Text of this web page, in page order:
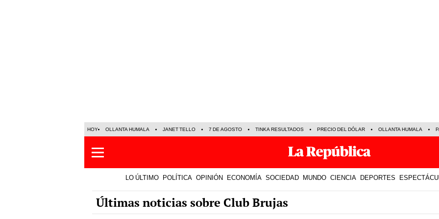
HOY OLLANTA HUMALA JANET TELLO 7 DE AGOSTO TINKA RESULTADOS PRECIO DEL DÓLAR OLLANTA HUMALA
LO ÚLTIMO POLÍTICA OPINIÓN ECONOMÍA SOCIEDAD MUNDO CIENCIA DEPORTES
Últimas noticias sobre Club Brujas